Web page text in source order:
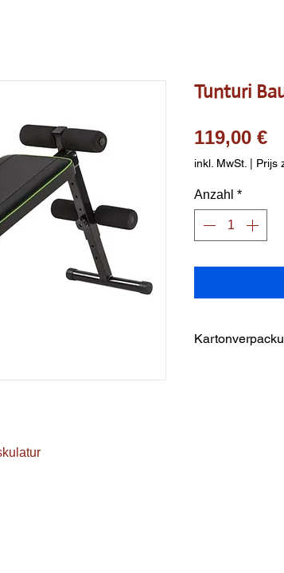
Tunturi
119,00 €
inkl. MwSt. | Prijs
Anzahl *